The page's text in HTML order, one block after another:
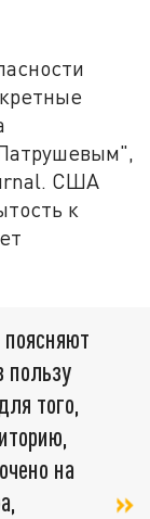
США
к
пользу
того,
на